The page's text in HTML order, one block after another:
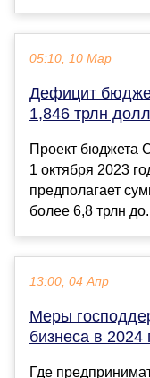
05:10, 10 Мар
Дефицит
1,846 трлн
Проект бюджета
1 октября 2023
предполагает
более 6,8 трлн
13:00, 04 Апр
Меры
бизнеса в 2024
Где